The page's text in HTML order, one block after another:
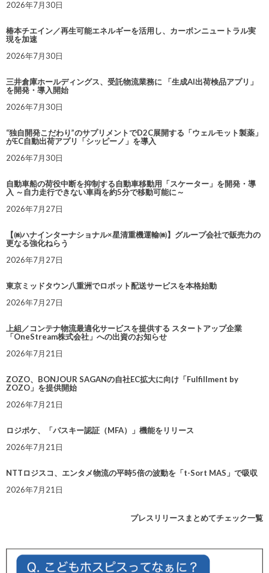
2026年7月30日
椿本チエイン／再生可能エネルギーを活用し、カーボンニュートラル実
現を加速
2026年7月30日
三井倉庫ホールディングス、受託物流業務に 「生成AI出荷検品アプリ」
を開発・導入開始
2026年7月30日
“独自開発こだわり”のサプリメントでD2C展開する「ウェルモット製薬」
がEC自動出荷アプリ「シッピーノ」を導入
2026年7月30日
自動車船の荷役中断を抑制する自動車移動用「スケーター」を開発・導
入 ～自力走行できない車両を約5分で移動可能に～
2026年7月27日
【㈱ハナインターナショナル×星清重機運輸㈱】グループ会社で販売力の
更なる強化ねらう
2026年7月27日
東京ミッドタウン八重洲でロボット配送サービスを本格始動
2026年7月27日
上組／コンテナ物流最適化サービスを提供する スタートアップ企業
「OneStream株式会社」への出資のお知らせ
2026年7月21日
ZOZO、BONJOUR SAGANの自社EC拡大に向け「Fulfillment by
ZOZO」を提供開始
2026年7月21日
ロジポケ、「パスキー認証（MFA）」機能をリリース
2026年7月21日
NTTロジスコ、エンタメ物流の平時5倍の波動を「t-Sort MAS」で吸収
2026年7月21日
プレスリリースまとめてチェック一覧